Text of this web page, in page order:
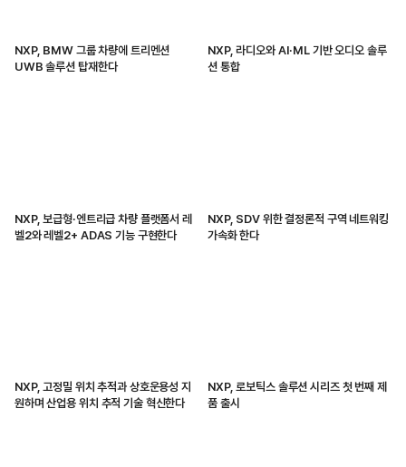
NXP, BMW 그룹 차량에 트리멘션
UWB 솔루션 탑재한다
NXP, 라디오와 AI·ML 기반 오디오 솔루
션 통합
NXP, 보급형·엔트리급 차량 플랫폼서 레
벨2와 레벨2+ ADAS 기능 구현한다
NXP, SDV 위한 결정론적 구역 네트워킹
가속화 한다
NXP, 고정밀 위치 추적과 상호운용성 지
원하며 산업용 위치 추적 기술 혁신한다
NXP, 로보틱스 솔루션 시리즈 첫 번째 제
품 출시